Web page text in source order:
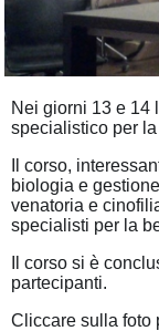
Nei giorni 13 e 14
specialistico per
Il corso,
biologia e
venatoria e
specialisti per la
Il corso si è
partecipanti.
Cliccare sulla foto